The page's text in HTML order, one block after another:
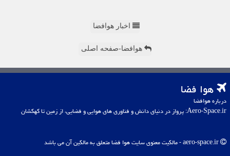
اخبار هوافضا
هوافضا-صفحه اصلی
هوا فضا
درباره هوافضا
Aero-Space.ir: پرواز در دنیای دانش و فناوری های هوایی و فضایی، از زمین تا کهکشان